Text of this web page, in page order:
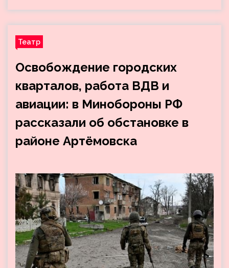
Театр
Освобождение городских
кварталов, работа ВДВ и
авиации: в Минобороны РФ
рассказали об обстановке в
районе Артёмовска